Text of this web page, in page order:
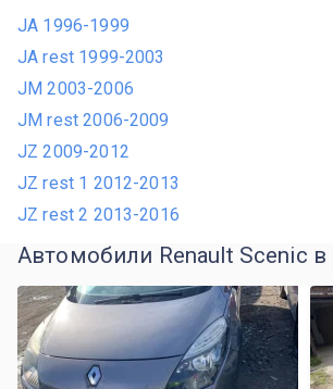
JA 1996-1999
JA rest 1999-2003
JM 2003-2006
JM rest 2006-2009
JZ 2009-2012
JZ rest 1 2012-2013
JZ rest 2 2013-2016
Автомобили Renault Scenic в